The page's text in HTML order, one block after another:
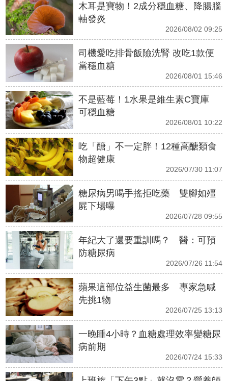
木耳是寶物！2成分穩血糖、降腸腦
軸發炎
2026/08/02 09:25
司機愛吃排骨飯險洗腎 改吃1款便
當穩血糖
2026/08/01 15:46
不是藍莓！1水果是維生素C寶庫
可穩血糖
2026/08/01 10:22
吃「醣」不一定胖！12種高醣類食
物超健康
2026/07/30 11:07
糖尿病男喝手搖拒吃藥 雙腳如殭
屍下場曝
2026/07/28 09:55
年紀大了還要重訓嗎？ 醫：可預
防糖尿病
2026/07/26 11:54
蘋果這部位益生菌最多 專家急喊
先挑1物
2026/07/25 13:13
一晚睡4小時？血糖處理效率變糖尿
病前期
2026/07/24 15:33